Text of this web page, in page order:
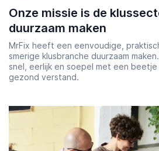
Onze missie is de
duurzaam maken
MrFix heeft een eenvoudige,
smerige klusbranche duurzaam
snel, eerlijk en soepel met een
gezond verstand.